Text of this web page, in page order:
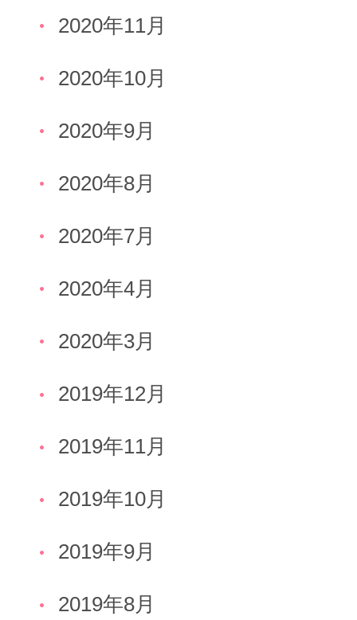
2020年11月
2020年10月
2020年9月
2020年8月
2020年7月
2020年4月
2020年3月
2019年12月
2019年11月
2019年10月
2019年9月
2019年8月